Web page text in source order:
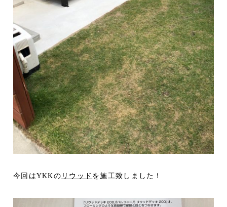
今回はYKKの リウッド を施工致しました！